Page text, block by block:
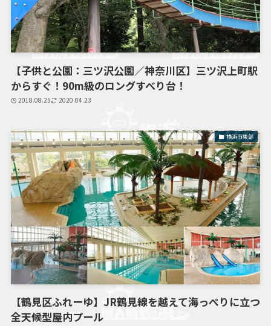
【子供と公園：三ツ沢公園／神奈川区】三ツ沢上町駅
からすぐ！90m級のロングすべり台！
2018.08.25 2020.04.23
横浜市東部
【鶴見区ふれーゆ】JR鶴見線を越えて海っぺりに立つ
全天候型屋内プール